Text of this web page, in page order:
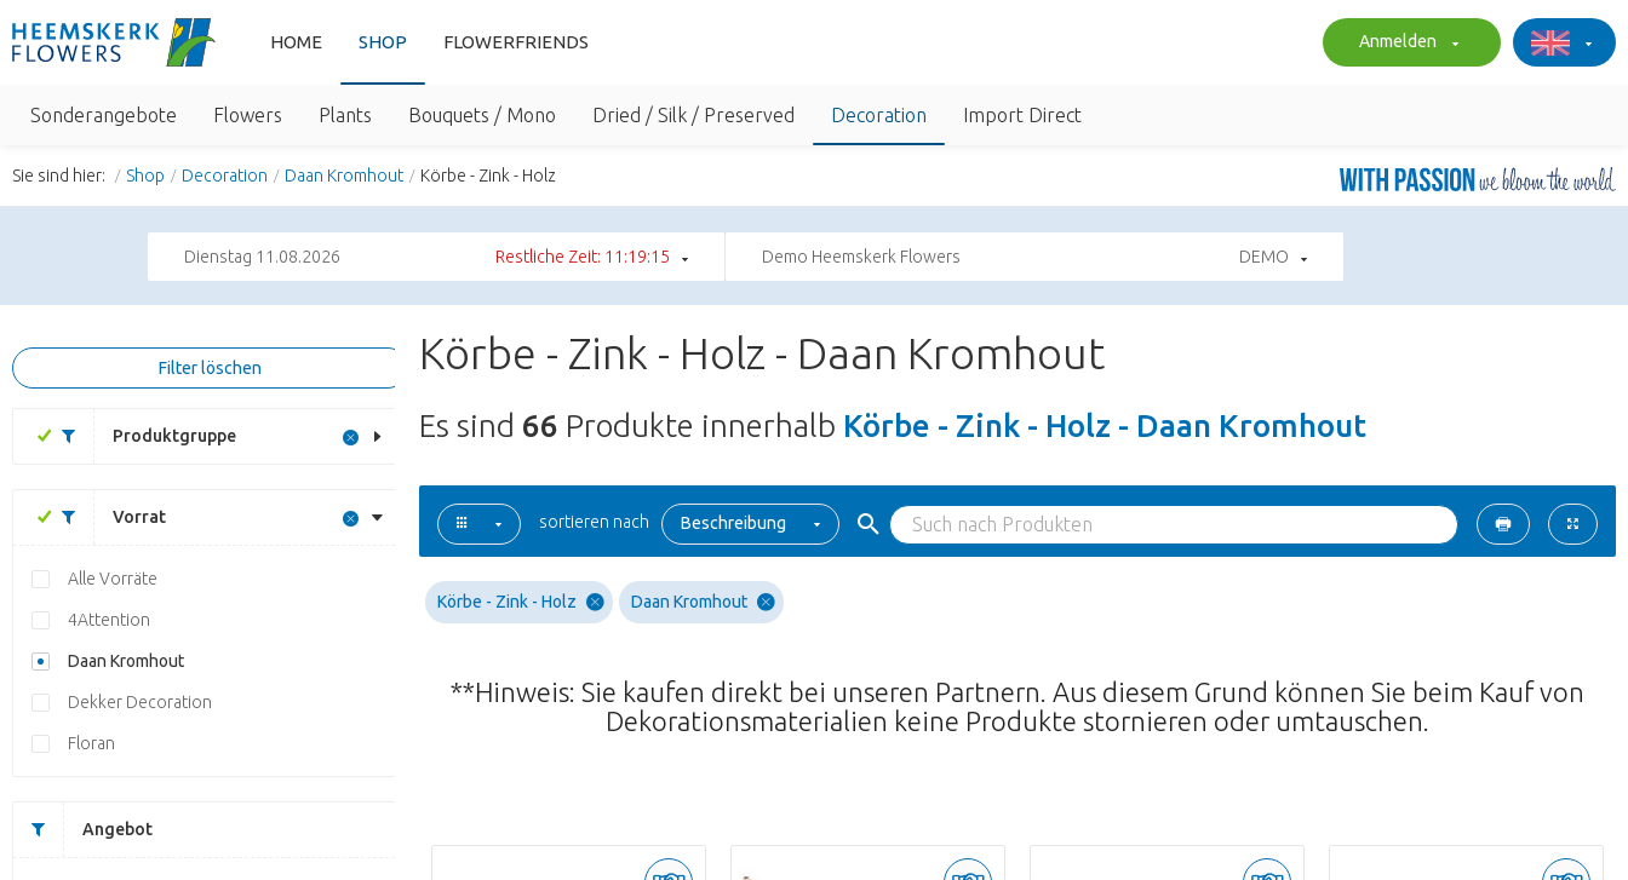
HOME SHOP FLOWERFRIENDS Anmelden
Sonderangebote Flowers Plants Bouquets / Mono Dried / Silk / Preserved Decoration Import Direct
Sie sind hier: Shop Decoration Daan Kromhout Körbe - Zink - Holz
Dienstag 11.08.2026 Restliche Zeit: 11:19:14 Demo Heemskerk Flowers DEMO
Filter löschen
Produktgruppe
Vorrat
Alle Vorräte
4Attention
Daan Kromhout
Dekker Decoration
Floran
Angebot
Körbe - Zink - Holz - Daan Kromhout
Es sind 66 Produkte innerhalb Körbe - Zink - Holz - Daan Kromhout
sortieren nach Beschreibung
Körbe - Zink - Holz Daan Kromhout
**Hinweis: Sie kaufen direkt bei unseren Partnern. Aus diesem Grund können Sie beim Kauf von
Dekorationsmaterialien keine Produkte stornieren oder umtauschen.